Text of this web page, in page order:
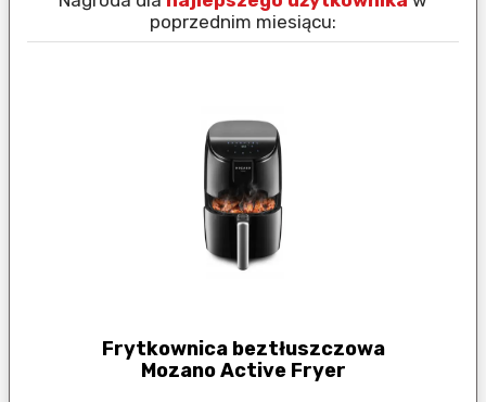
poprzednim miesiącu:
Frytkownica beztłuszczowa
Mozano Active Fryer